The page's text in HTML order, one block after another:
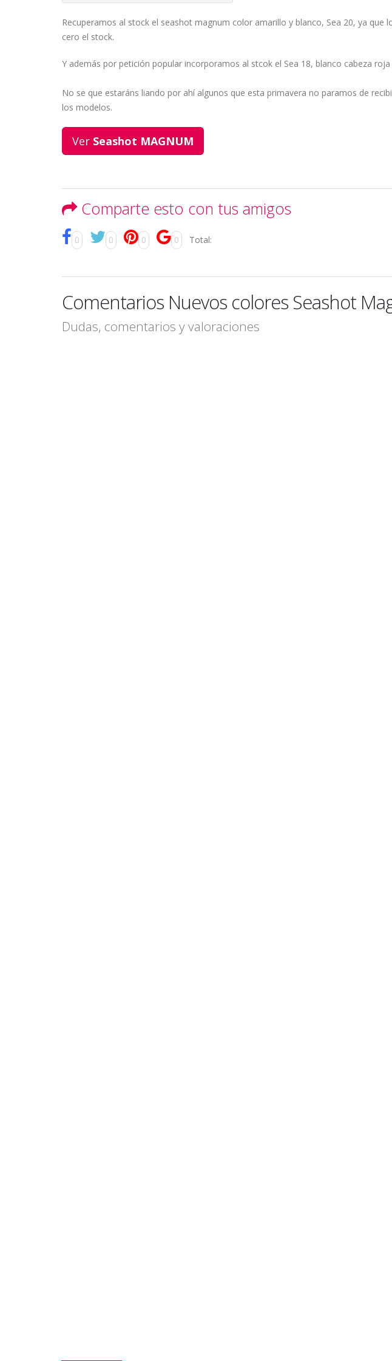
Recuperamos al stock el seashot magnum color amarillo y blanco, Sea 20, ya que
cero el stock.
Y además por petición popular incorporamos al stcok el Sea 18, blanco cabeza
No se que estaráns liando por ahí algunos que esta primavera no paramos de
los modelos.
Ver Seashot MAGNUM
Comparte esto con tus amigos
0 0 0 0 Total:
Comentarios Nuevos colores Seashot
Dudas, comentarios y valoraciones